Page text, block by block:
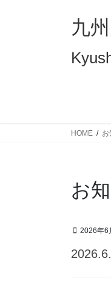
九
HOME お
お
2026年6